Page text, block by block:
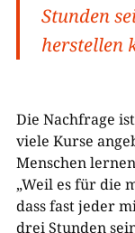
Stunden
herstellen
Die Nachfrage
viele Kurse
Menschen
„Weil es für die
dass fast jeder
drei Stunden